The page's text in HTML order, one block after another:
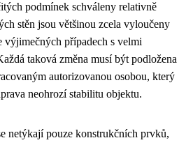
podmínek schváleny relativně
stěn jsou většinou zcela vyloučeny
výjimečných případech s velmi
taková změna musí být podložena
autorizovanou osobou, který
neohrozí stabilitu objektu.
netýkají pouze konstrukčních prvků,